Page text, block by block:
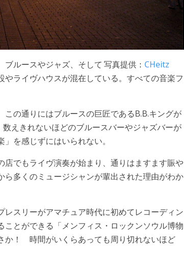
写真提供：CHeitz
ルースやジャズ、そして
ライヴハウスが混在している。すべての音楽フ
の通りにはブルースの巨匠であるB.B.キングが
えきれないほどのブルースバーやジャズバーが
を感じずにはいられない。
でもライヴ演奏が始まり、通りはますます賑や
多くのミュージシャンが輩出された理由がわか
スリーがアマチュア時代に初めてレコーディン
とができる「メンフィス・ロックンソウル博物
か！ 時間がいくらあっても周り切れないほど